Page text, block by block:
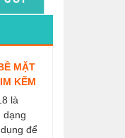
MẶT
KẼM
là
dạng
để